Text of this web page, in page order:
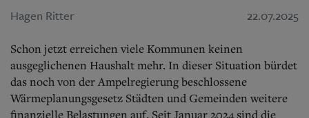
Start
Wer wir sind
Danzig und Westpreußen
Bücher
Hagen Ritter 22.07.2025
Schon jetzt erreichen viele Kommunen keinen
ausgeglichenen Haushalt mehr. In dieser Situation bürdet
das noch von der Ampelregierung beschlossene
Wärmeplanungsgesetz Städten und Gemeinden weitere
finanzielle Belastungen auf. Seit Januar 2024 sind die